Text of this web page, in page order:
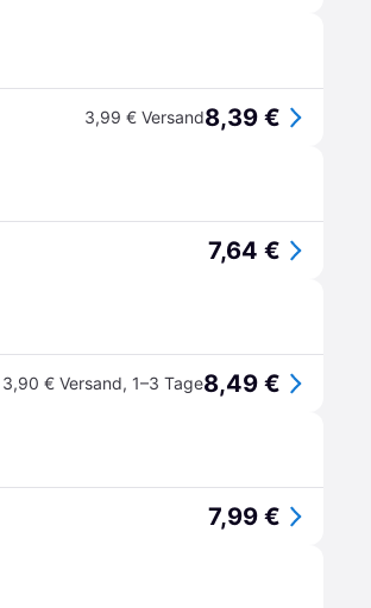
3,99 € Versand8,39 €
7,64 €
3,90 € Versand, 1–3 Tage8,49 €
7,99 €